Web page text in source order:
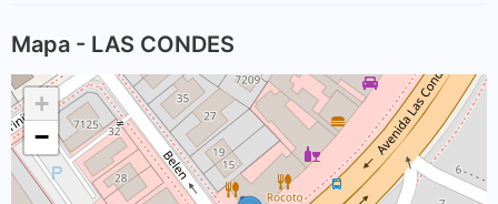
Mapa - LAS CONDES
+
−